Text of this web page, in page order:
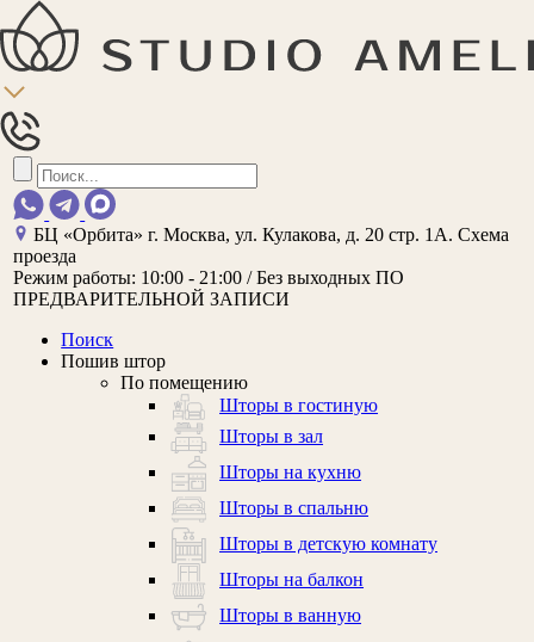
БЦ «Орбита»г. Москва, ул. Кулакова, д. 20 стр. 1А. Схема
проезда
Режим работы: 10:00 - 21:00 / Без выходных ПО
ПРЕДВАРИТЕЛЬНОЙ ЗАПИСИ
Поиск
Пошив штор
По помещению
Шторы в гостиную
Шторы в зал
Шторы на кухню
Шторы в спальню
Шторы в детскую комнату
Шторы на балкон
Шторы в ванную